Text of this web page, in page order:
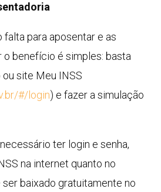
falta para aposentar e as
o benefício é simples: basta
site Meu INSS
#/login) e fazer a simulação
ter login e senha,
na internet quanto no
baixado gratuitamente no